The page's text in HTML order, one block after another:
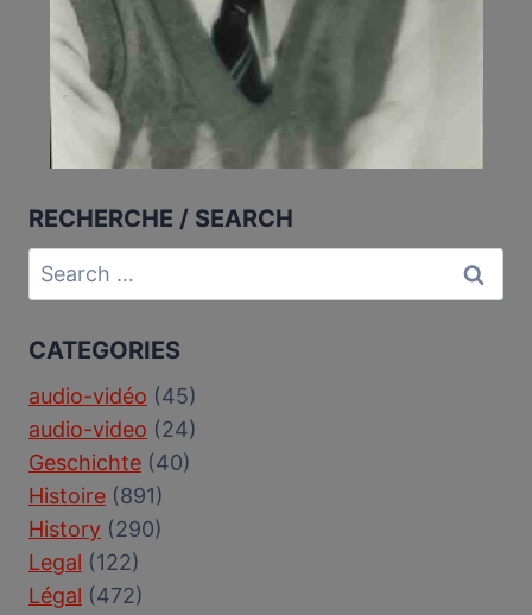
RECHERCHE / SEARCH
Search
for:
CATEGORIES
audio-vidéo (45)
audio-video (24)
Geschichte (40)
Histoire (891)
History (290)
Legal (122)
Légal (472)